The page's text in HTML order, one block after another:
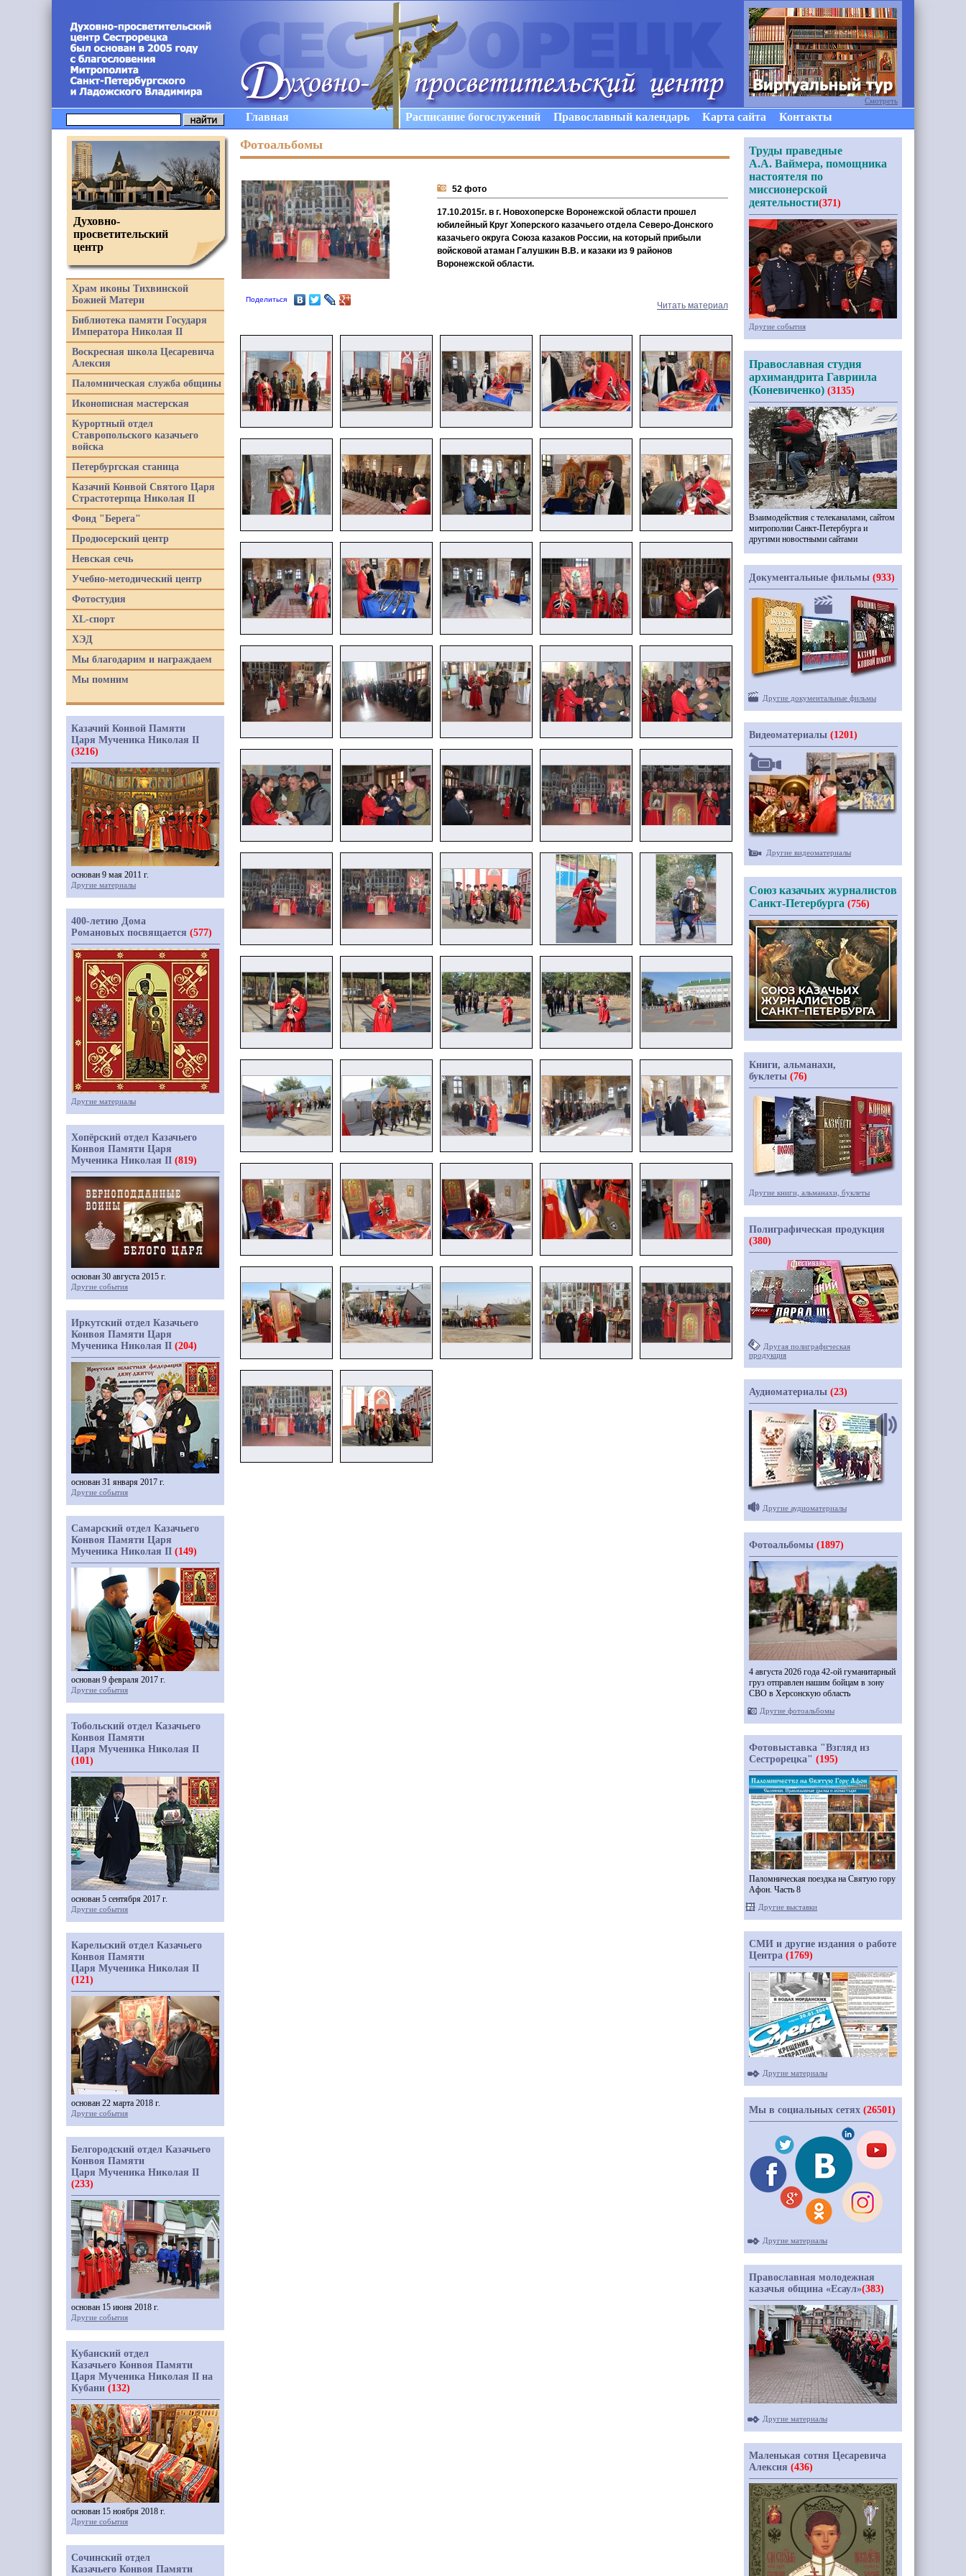
Главная Расписание богослужений Православный календарь Карта сайта Контакты
Фотоальбомы
Поделиться
52 фото
17.10.2015г. в г. Новохоперске Воронежской области прошел
юбилейный Круг Хоперского казачьего отдела Северо-Донского
казачьего округа Союза казаков России, на который прибыли
войсковой атаман Галушкин В.В. и казаки из 9 районов
Воронежской области.
Читать материал
Духовно-
просветительский
центр
Храм иконы Тихвинской
Божией Матери
Библиотека памяти Государя
Императора Николая II
Воскресная школа Цесаревича
Алексия
Паломническая служба общины
Иконописная мастерская
Курортный отдел
Ставропольского казачьего
войска
Петербургская станица
Казачий Конвой Святого Царя
Страстотерпца Николая II
Фонд "Берега"
Продюсерский центр
Невская сечь
Учебно-методический центр
Фотостудия
XL-спорт
ХЭД
Мы благодарим и награждаем
Мы помним
Казачий Конвой Памяти
Царя Мученика Николая II
(3216)
основан 9 мая 2011 г.
Другие материалы
400-летию Дома
Романовых посвящается (577)
Другие материалы
Хопёрский отдел Казачьего
Конвоя Памяти Царя
Мученика Николая II (819)
основан 30 августа 2015 г.
Другие события
Иркутский отдел Казачьего
Конвоя Памяти Царя
Мученика Николая II (204)
основан 31 января 2017 г.
Другие события
Самарский отдел Казачьего
Конвоя Памяти Царя
Мученика Николая II (149)
основан 9 февраля 2017 г.
Другие события
Тобольский отдел Казачьего
Конвоя Памяти
Царя Мученика Николая II
(101)
основан 5 сентября 2017 г.
Другие события
Карельский отдел Казачьего
Конвоя Памяти
Царя Мученика Николая II
(121)
основан 22 марта 2018 г.
Другие события
Белгородский отдел Казачьего
Конвоя Памяти
Царя Мученика Николая II
(233)
основан 15 июня 2018 г.
Другие события
Кубанский отдел
Казачьего Конвоя Памяти
Царя Мученика Николая II на
Кубани (132)
основан 15 ноября 2018 г.
Другие события
Сочинский отдел
Казачьего Конвоя Памяти
Смотреть
Труды праведные
А.А. Ваймера, помощника
настоятеля по
миссионерской
деятельности(371)
Другие события
Православная студия
архимандрита Гавриила
(Коневиченко) (3135)
Взаимодействия с телеканалами, сайтом
митрополии Санкт-Петербурга и
другими новостными сайтами
Документальные фильмы (933)
Другие документальные фильмы
Видеоматериалы (1201)
Другие видеоматериалы
Союз казачьих журналистов
Санкт-Петербурга (756)
Книги, альманахи,
буклеты (76)
Другие книги, альманахи, буклеты
Полиграфическая продукция
(380)
Другая полиграфическая
продукция
Аудиоматериалы (23)
Другие аудиоматериалы
Фотоальбомы (1897)
4 августа 2026 года 42-ой гуманитарный
груз отправлен нашим бойцам в зону
СВО в Херсонскую область
Другие фотоальбомы
Фотовыставка "Взгляд из
Сестрорецка" (195)
Паломническая поездка на Святую гору
Афон. Часть 8
Другие выставки
СМИ и другие издания о работе
Центра (1769)
Другие материалы
Мы в социальных сетях (26501)
Другие материалы
Православная молодежная
казачья община «Есаул»(383)
Другие материалы
Маленькая сотня Цесаревича
Алексия (436)